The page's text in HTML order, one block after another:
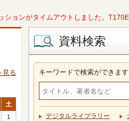
ションがタイムアウトしました。
見る
土
1
資料検索
キーワードで検索ができます
デジタルライブラリー